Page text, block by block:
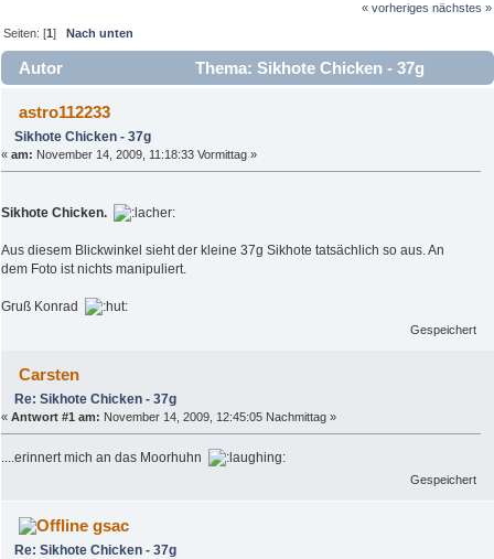
« vorheriges nächstes »
Seiten: [1]Nach unten
Autor
Thema: Sikhote Chicken - 37g
(Gelesen 3922 mal)
astro112233
Sikhote Chicken - 37g
« am: November 14, 2009, 11:18:33 Vormittag »
Sikhote Chicken.
Aus diesem Blickwinkel sieht der kleine 37g Sikhote tatsächlich so aus. An
dem Foto ist nichts manipuliert.
Gruß Konrad
Gespeichert
Carsten
Re: Sikhote Chicken - 37g
« Antwort #1 am: November 14, 2009, 12:45:05 Nachmittag »
....erinnert mich an das Moorhuhn
Gespeichert
gsac
Re: Sikhote Chicken - 37g